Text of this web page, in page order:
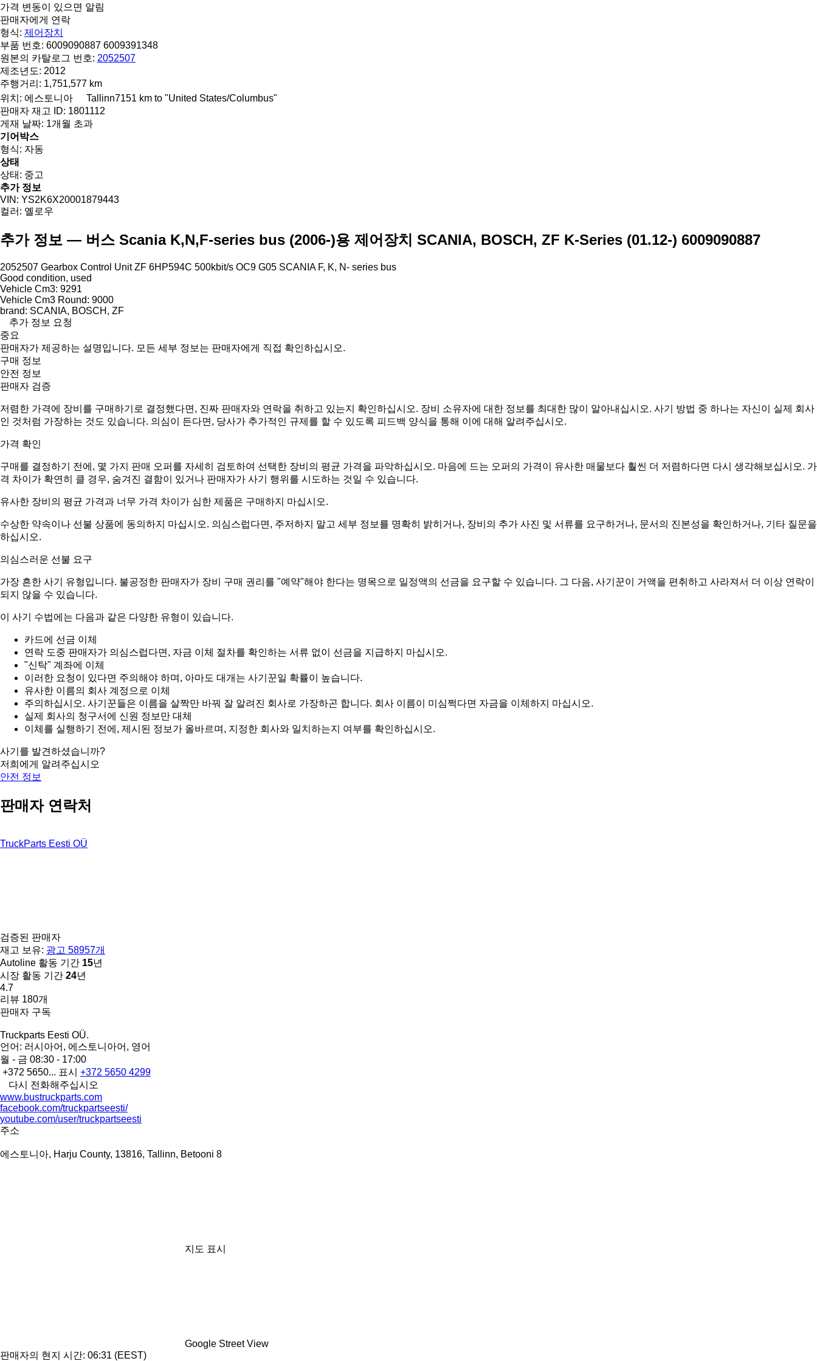
가격 변동이 있으면 알림
판매자에게 연락
형식: 제어장치
부품 번호: 6009090887 6009391348
원본의 카탈로그 번호: 2052507
제조년도: 2012
주행거리: 1,751,577 km
위치: 에스토니아 Tallinn7151 km to "United States/Columbus"
판매자 재고 ID: 1801112
게재 날짜: 1개월 초과
기어박스
형식: 자동
상태
상태: 중고
추가 정보
VIN: YS2K6X20001879443
컬러: 옐로우
추가 정보 — 버스 Scania K,N,F-series bus (2006-)용 제어장치 SCANIA, BOSCH, ZF K-Series (01.12-) 6009090887
2052507 Gearbox Control Unit ZF 6HP594C 500kbit/s OC9 G05 SCANIA F, K, N- series bus
Good condition, used
Vehicle Cm3: 9291
Vehicle Cm3 Round: 9000
brand: SCANIA, BOSCH, ZF
추가 정보 요청
중요
판매자가 제공하는 설명입니다. 모든 세부 정보는 판매자에게 직접 확인하십시오.
구매 정보
안전 정보
판매자 검증
저렴한 가격에 장비를 구매하기로 결정했다면, 진짜 판매자와 연락을 취하고 있는지 확인하십시오. 장비 소유자에 대한 정보를 최대한 많이 알아내십시오. 사기 방법 중 하나는 자신이 실제 회사
인 것처럼 가장하는 것도 있습니다. 의심이 든다면, 당사가 추가적인 규제를 할 수 있도록 피드백 양식을 통해 이에 대해 알려주십시오.
가격 확인
구매를 결정하기 전에, 몇 가지 판매 오퍼를 자세히 검토하여 선택한 장비의 평균 가격을 파악하십시오. 마음에 드는 오퍼의 가격이 유사한 매물보다 훨씬 더 저렴하다면 다시 생각해보십시오. 가
격 차이가 확연히 클 경우, 숨겨진 결함이 있거나 판매자가 사기 행위를 시도하는 것일 수 있습니다.
유사한 장비의 평균 가격과 너무 가격 차이가 심한 제품은 구매하지 마십시오.
수상한 약속이나 선불 상품에 동의하지 마십시오. 의심스럽다면, 주저하지 말고 세부 정보를 명확히 밝히거나, 장비의 추가 사진 및 서류를 요구하거나, 문서의 진본성을 확인하거나, 기타 질문을
하십시오.
의심스러운 선불 요구
가장 흔한 사기 유형입니다. 불공정한 판매자가 장비 구매 권리를 "예약"해야 한다는 명목으로 일정액의 선금을 요구할 수 있습니다. 그 다음, 사기꾼이 거액을 편취하고 사라져서 더 이상 연락이
되지 않을 수 있습니다.
이 사기 수법에는 다음과 같은 다양한 유형이 있습니다.
카드에 선금 이체
연락 도중 판매자가 의심스럽다면, 자금 이체 절차를 확인하는 서류 없이 선금을 지급하지 마십시오.
"신탁" 계좌에 이체
이러한 요청이 있다면 주의해야 하며, 아마도 대개는 사기꾼일 확률이 높습니다.
유사한 이름의 회사 계정으로 이체
주의하십시오. 사기꾼들은 이름을 살짝만 바꿔 잘 알려진 회사로 가장하곤 합니다. 회사 이름이 미심쩍다면 자금을 이체하지 마십시오.
실제 회사의 청구서에 신원 정보만 대체
이체를 실행하기 전에, 제시된 정보가 올바르며, 지정한 회사와 일치하는지 여부를 확인하십시오.
사기를 발견하셨습니까?
저희에게 알려주십시오
안전 정보
판매자 연락처
TruckParts Eesti OÜ
검증된 판매자
재고 보유: 광고 58957개
Autoline 활동 기간 15년
시장 활동 기간 24년
4.7
리뷰 180개
판매자 구독
Truckparts Eesti OÜ.
언어: 러시아어, 에스토니아어, 영어
월 - 금 08:30 - 17:00
+372 5650... 표시 +372 5650 4299
다시 전화해주십시오
www.bustruckparts.com
facebook.com/truckpartseesti/
youtube.com/user/truckpartseesti
주소
에스토니아, Harju County, 13816, Tallinn, Betooni 8
지도 표시
Google Street View
판매자의 현지 시간: 06:31 (EEST)